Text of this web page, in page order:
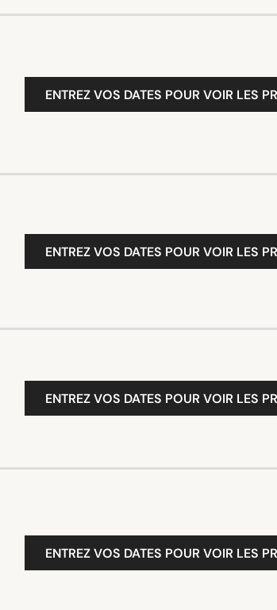
ENTREZ VOS DATES POUR VOIR LES
ENTREZ VOS DATES POUR VOIR LES
ENTREZ VOS DATES POUR VOIR LES
ENTREZ VOS DATES POUR VOIR LES